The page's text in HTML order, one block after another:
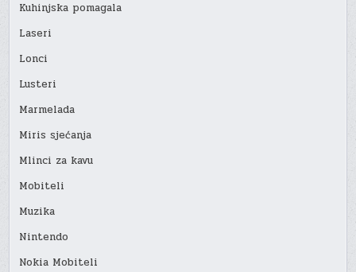
Kuhinjska pomagala
Laseri
Lonci
Lusteri
Marmelada
Miris sjećanja
Mlinci za kavu
Mobiteli
Muzika
Nintendo
Nokia Mobiteli